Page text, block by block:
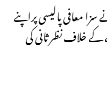
معافی پالیسی پراپنے
خلاف نظر ثانی کی